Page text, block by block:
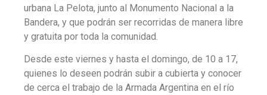
urbana La Pelota, junto al Monumento Nacional a la
Bandera, y que podrán ser recorridas de manera libre
y gratuita por toda la comunidad.
Desde este viernes y hasta el domingo, de 10 a 17,
quienes lo deseen podrán subir a cubierta y conocer
de cerca el trabajo de la Armada Argentina en el río